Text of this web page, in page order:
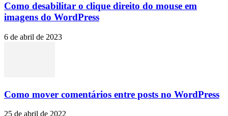
Como desabilitar o clique direito do mouse em
imagens do WordPress
6 de abril de 2023
Como mover comentários entre posts no WordPress
25 de abril de 2022